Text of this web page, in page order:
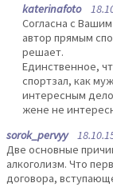
katerinafoto
Согласна с
автор прямым
решает.
Единственное,
спортзал, как
интересным
жене не
sorok_pervyy
Две основные
алкоголизм. Что
договора,